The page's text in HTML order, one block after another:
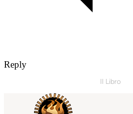
Reply
Il Libro